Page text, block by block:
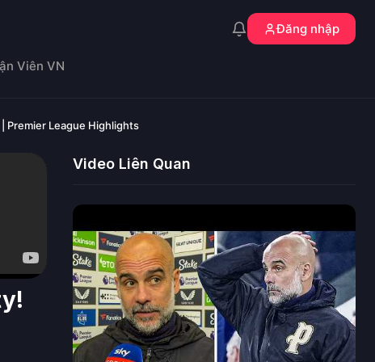
Đăng nhập
Viên VN
Premier League Highlights
Video Liên Quan